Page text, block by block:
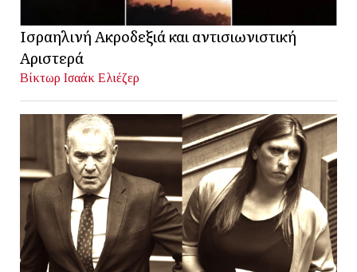
Ισραηλινή Ακροδεξιά και αντισιωνιστική
Αριστερά
Βίκτωρ Ισαάκ Ελιέζερ